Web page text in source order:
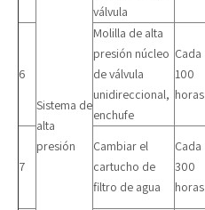
Sistema de
alta
presión
válvula
6
Molilla de alta
presión núcleo
de válvula
unidireccional,
enchufe
Cada
100
horas
7
Cambiar el
cartucho de
filtro de agua
Cada
300
horas